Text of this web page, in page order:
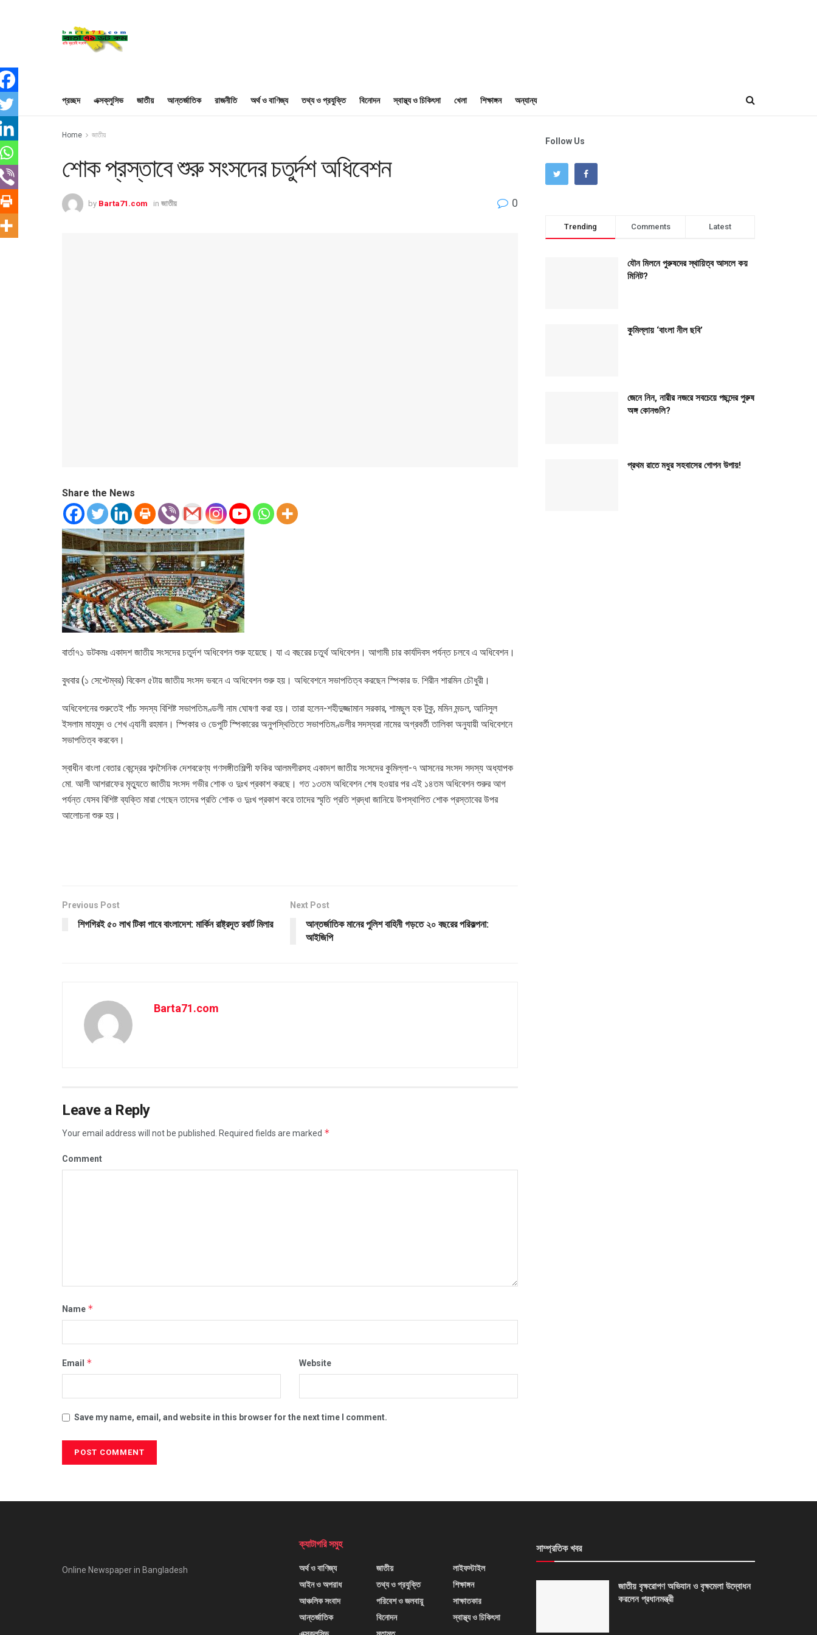
প্রচ্ছদ এক্সক্লুসিভ জাতীয় আন্তর্জাতিক রাজনীতি অর্থ ও বাণিজ্য তথ্য ও প্রযুক্তি বিনোদন স্বাস্থ্য ও চিকিৎসা খেলা শিক্ষাঙ্গন অন্যান্য
Home জাতীয়
শোক প্রস্তাবে শুরু সংসদের চতুর্দশ অধিবেশন
by Barta71.com in জাতীয় 0
Share the News
বার্তা৭১ ডটকমঃ একাদশ জাতীয় সংসদের চতুর্দশ অধিবেশন শুরু হয়েছে। যা এ বছরের চতুর্থ অধিবেশন। আগামী চার কার্যদিবস পর্যন্ত চলবে এ অধিবেশন।
বুধবার (১ সেপ্টেম্বর) বিকেল ৫টায় জাতীয় সংসদ ভবনে এ অধিবেশন শুরু হয়। অধিবেশনে সভাপতিত্ব করছেন স্পিকার ড. শিরীন শারমিন চৌধুরী।
অধিবেশনের শুরুতেই পাঁচ সদস্য বিশিষ্ট সভাপতিমণ্ডলী নাম ঘোষণা করা হয়। তারা হলেন-শহীদুজ্জামান সরকার, শামছুল হক টুকু, মমিন মন্ডল, আনিসুল
ইসলাম মাহমুদ ও শেখ এ্যানী রহমান। স্পিকার ও ডেপুটি স্পিকারের অনুপস্থিতিতে সভাপতিমণ্ডলীর সদস্যরা নামের অগ্রবর্তী তালিকা অনুযায়ী অধিবেশনে
সভাপতিত্ব করবেন।
স্বাধীন বাংলা বেতার কেন্দ্রের শব্দসৈনিক দেশবরেণ্য গণসঙ্গীতশিল্পী ফকির আলমগীরসহ একাদশ জাতীয় সংসদের কুমিল্লা-৭ আসনের সংসদ সদস্য অধ্যাপক
মো. আলী আশরাফের মৃত্যুতে জাতীয় সংসদ গভীর শোক ও দুঃখ প্রকাশ করছে। গত ১৩তম অধিবেশন শেষ হওয়ার পর এই ১৪তম অধিবেশন শুরুর আগ
পর্যন্ত যেসব বিশিষ্ট ব্যক্তি মারা গেছেন তাদের প্রতি শোক ও দুঃখ প্রকাশ করে তাদের স্মৃতি প্রতি শ্রদ্ধা জানিয়ে উপস্থাপিত শোক প্রস্তাবের উপর
আলোচনা শুরু হয়।
Previous Post
শিগগিরই ৫০ লাখ টিকা পাবে বাংলাদেশ: মার্কিন রাষ্ট্রদূত রবার্ট মিলার
Next Post
আন্তর্জাতিক মানের পুলিশ বাহিনী গড়তে ২০ বছরের পরিকল্পনা:
আইজিপি
Barta71.com
Leave a Reply
Your email address will not be published. Required fields are marked *
Comment
Name *
Email * Website
Save my name, email, and website in this browser for the next time I comment.
Follow Us
Trending Comments Latest
যৌন মিলনে পুরুষদের স্থায়িত্ব আসলে কয়
মিনিট?
কুমিল্লায় ‘বাংলা নীল ছবি’
জেনে নিন, নারীর নজরে সবচেয়ে পছন্দের পুরুষ
অঙ্গ কোনগুলি?
প্রথম রাতে মধুর সহবাসের গোপন উপায়!
Online Newspaper in Bangladesh
ক্যাটাগরি সমুহ
অর্থ ও বাণিজ্য
আইন ও অপরাধ
আঞ্চলিক সংবাদ
আন্তর্জাতিক
জাতীয়
তথ্য ও প্রযুক্তি
পরিবেশ ও জলবায়ু
বিনোদন
লাইফস্টাইল
শিক্ষাঙ্গন
সাক্ষাতকার
স্বাস্থ্য ও চিকিৎসা
সাম্প্রতিক খবর
জাতীয় বৃক্ষরোপণ অভিযান ও বৃক্ষমেলা উদ্বোধন
করলেন প্রধানমন্ত্রী